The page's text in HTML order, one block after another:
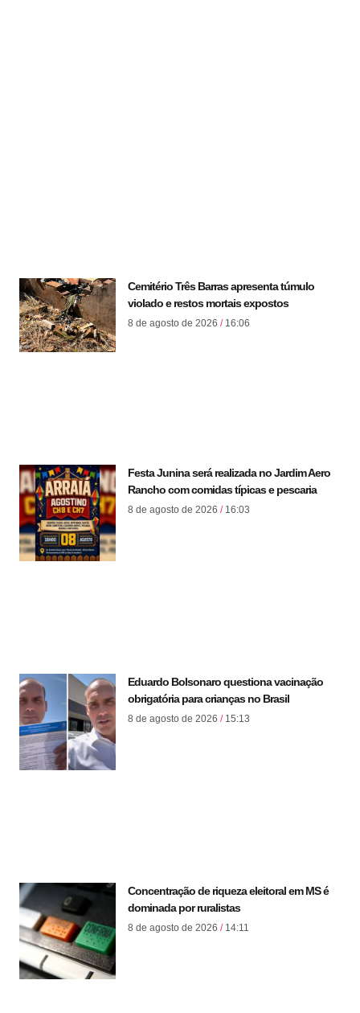
Cemitério Três Barras apresenta túmulo
violado e restos mortais expostos
8 de agosto de 2026 16:06
Festa Junina será realizada no Jardim Aero
Rancho com comidas típicas e pescaria
8 de agosto de 2026 16:03
Eduardo Bolsonaro questiona vacinação
obrigatória para crianças no Brasil
8 de agosto de 2026 15:13
Concentração de riqueza eleitoral em MS é
dominada por ruralistas
8 de agosto de 2026 14:11